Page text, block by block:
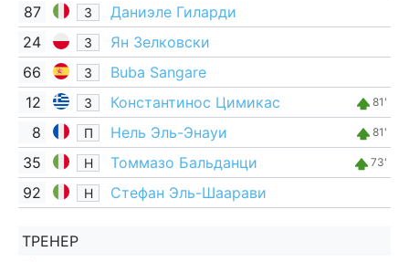
87
З
Даниэле Гиларди
24
З
Ян Зелковски
66
З
Buba Sangare
12
З Константинос Цимикас 81'
8 П Нель Эль-Энауи 81'
35 Н Томмазо Бальданци 73'
92 Н Стефан Эль-Шаарави
ТРЕНЕР